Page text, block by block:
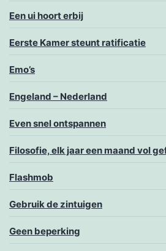
Een ui hoort erbij
Eerste Kamer steunt ratificatie
Emo’s
Engeland – Nederland
Even snel ontspannen
Filosofie, elk jaar een maand vol
Flashmob
Gebruik de zintuigen
Geen beperking